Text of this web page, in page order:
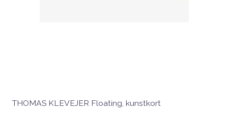
THOMAS KLEVEJER Floating, kunstkort